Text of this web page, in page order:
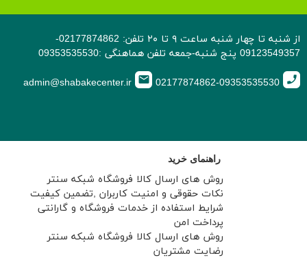
از شنبه تا چهار شنبه ساعت ۹ تا ۲۰ تلفن: 02177874862-
09123549357 پنج شنبه-جمعه تلفن هماهنگی :09353535530
call
02177874862-09353535530
email
راهنمای خرید
روش های ارسال کالا فروشگاه شبکه سنتر
نکات حقوقی و امنیت کاربران ,تضمین کیفیت
شرایط استفاده از خدمات فروشگاه و گارانتی
پرداخت امن
روش های ارسال کالا فروشگاه شبکه سنتر
رضایت مشتریان